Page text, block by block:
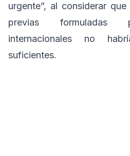
urgente”, al considerar
previas formuladas
internacionales no
suficientes.